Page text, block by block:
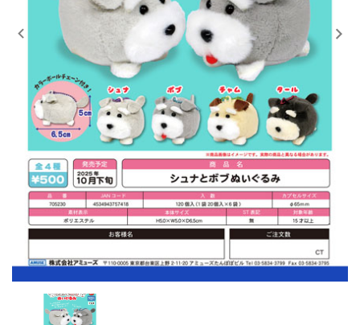
レンタル
景品・玩具・文具
販促用カプセルトイ
よくあるご質問
ご利用ガイド
06-6282-7659